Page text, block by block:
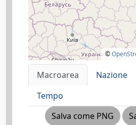
©
Macroarea Nazione
Tempo
Salva come PNG